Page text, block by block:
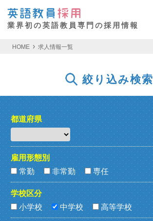
業界初の英語教員専門の採用情報
HOME 求人情報一覧
絞り込み検索
都道府県
雇用形態別
常勤
非常勤 専任
学校区分
小学校
中学校 高等学校